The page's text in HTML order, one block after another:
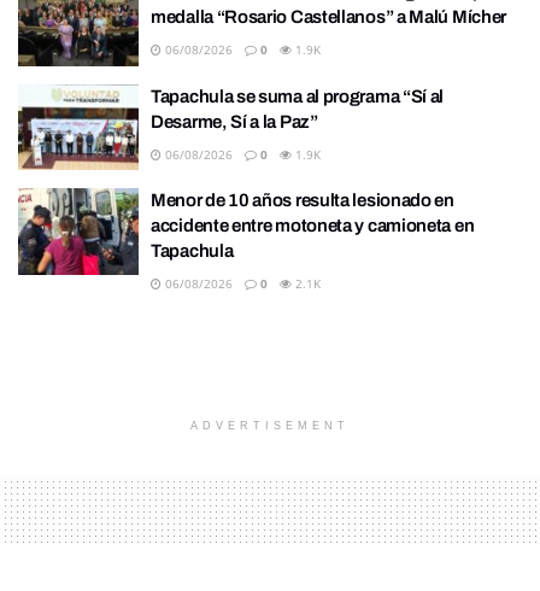
medalla “Rosario Castellanos” a Malú Mícher
06/08/2026 0 1.9K
Tapachula se suma al programa “Sí al
Desarme, Sí a la Paz”
06/08/2026 0 1.9K
Menor de 10 años resulta lesionado en
accidente entre motoneta y camioneta en
Tapachula
06/08/2026 0 2.1K
ADVERTISEMENT